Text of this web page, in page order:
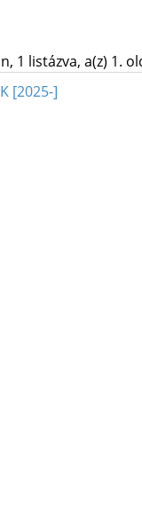
1 listázva, a(z) 1.
[2025-]